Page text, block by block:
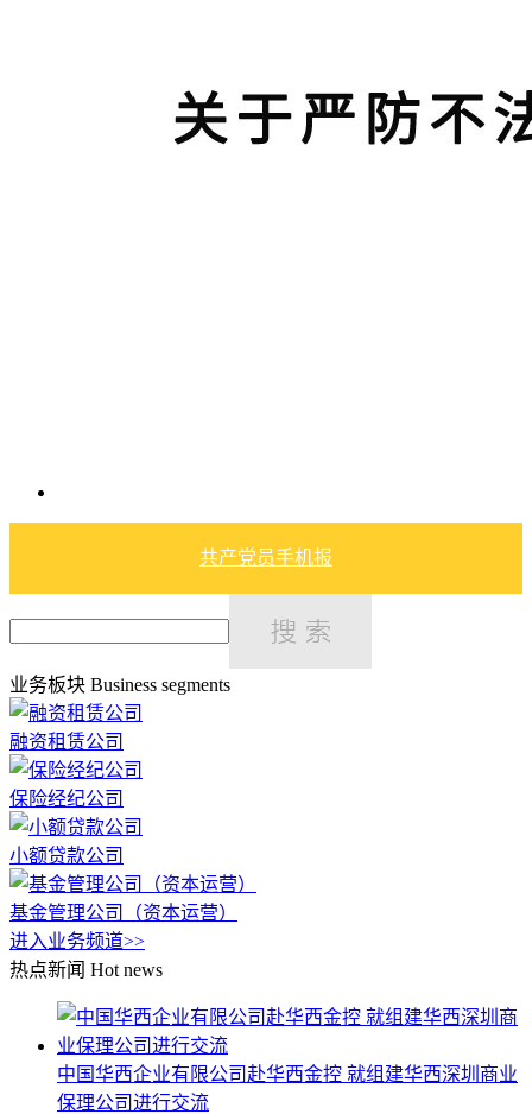
共产党员手机报
业务板块 Business segments
融资租赁公司
保险经纪公司
小额贷款公司
基金管理公司（资本运营）
进入业务频道>>
热点新闻 Hot news
中国华西企业有限公司赴华西金控 就组建华西深圳商业
保理公司进行交流